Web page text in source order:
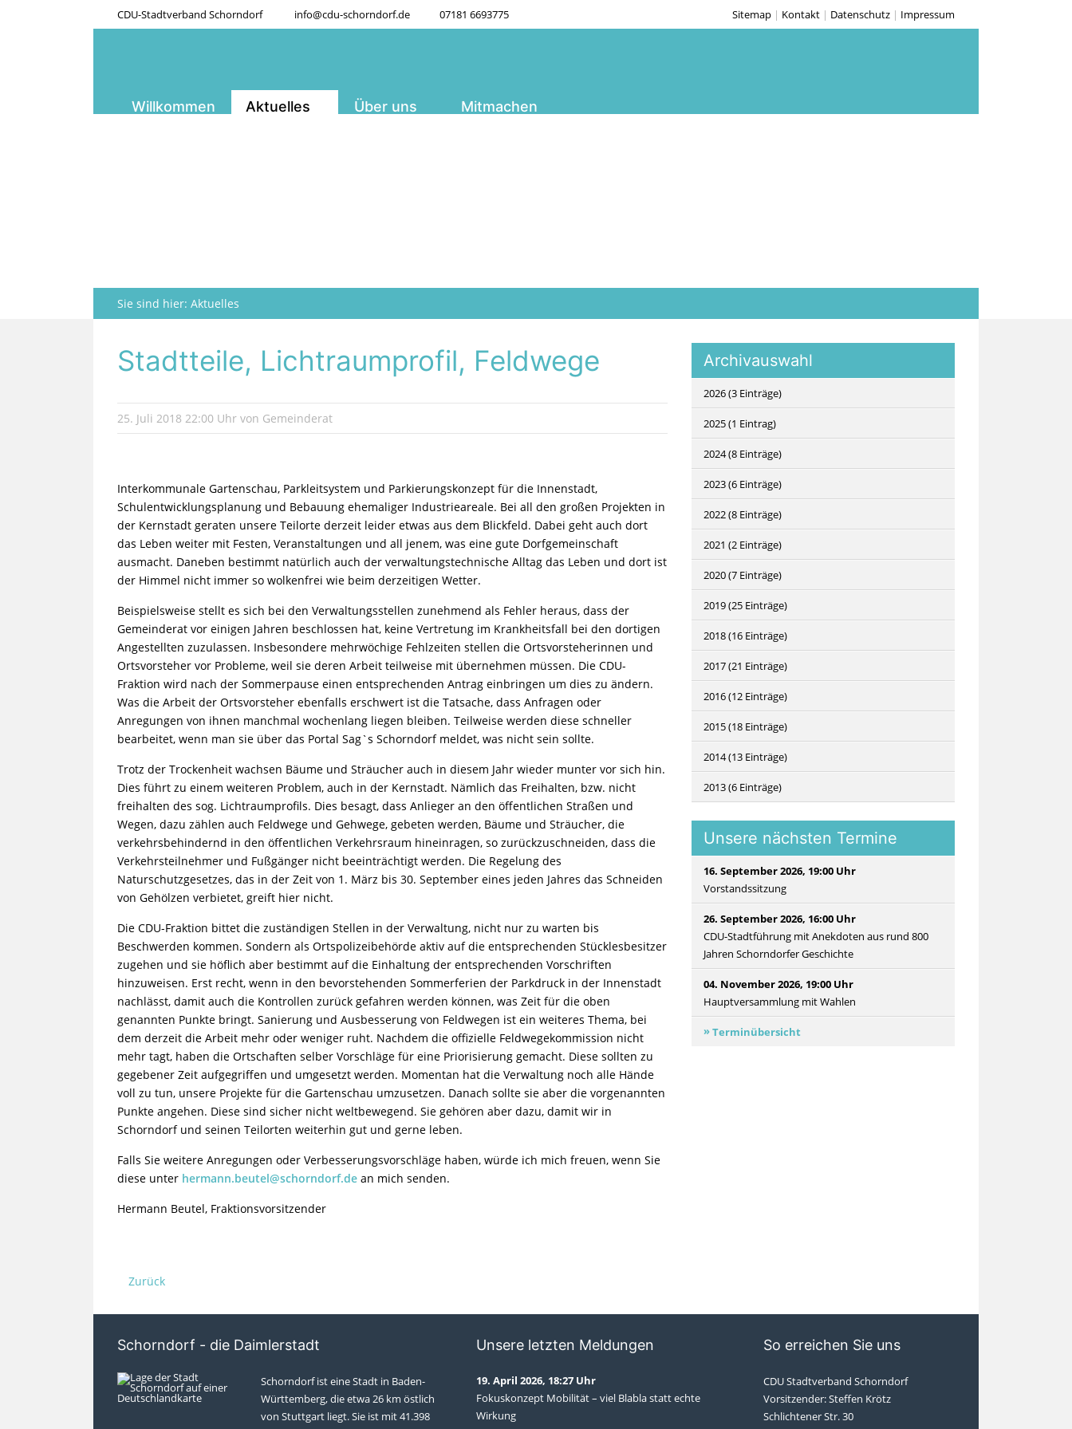
CDU-Stadtverband Schorndorf info@cdu-schorndorf.de 07181 6693775 Sitemap | Kontakt | Datenschutz | Impressum
Willkommen Aktuelles Über uns Mitmachen
Sie sind hier: Aktuelles
Stadtteile, Lichtraumprofil, Feldwege
25. Juli 2018 22:00 Uhr von Gemeinderat
Interkommunale Gartenschau, Parkleitsystem und Parkierungskonzept für die Innenstadt,
Schulentwicklungsplanung und Bebauung ehemaliger Industrieareale. Bei all den großen Projekten in
der Kernstadt geraten unsere Teilorte derzeit leider etwas aus dem Blickfeld. Dabei geht auch dort
das Leben weiter mit Festen, Veranstaltungen und all jenem, was eine gute Dorfgemeinschaft
ausmacht. Daneben bestimmt natürlich auch der verwaltungstechnische Alltag das Leben und dort ist
der Himmel nicht immer so wolkenfrei wie beim derzeitigen Wetter.
Beispielsweise stellt es sich bei den Verwaltungsstellen zunehmend als Fehler heraus, dass der
Gemeinderat vor einigen Jahren beschlossen hat, keine Vertretung im Krankheitsfall bei den dortigen
Angestellten zuzulassen. Insbesondere mehrwöchige Fehlzeiten stellen die Ortsvorsteherinnen und
Ortsvorsteher vor Probleme, weil sie deren Arbeit teilweise mit übernehmen müssen. Die CDU-
Fraktion wird nach der Sommerpause einen entsprechenden Antrag einbringen um dies zu ändern.
Was die Arbeit der Ortsvorsteher ebenfalls erschwert ist die Tatsache, dass Anfragen oder
Anregungen von ihnen manchmal wochenlang liegen bleiben. Teilweise werden diese schneller
bearbeitet, wenn man sie über das Portal Sag`s Schorndorf meldet, was nicht sein sollte.
Trotz der Trockenheit wachsen Bäume und Sträucher auch in diesem Jahr wieder munter vor sich hin.
Dies führt zu einem weiteren Problem, auch in der Kernstadt. Nämlich das Freihalten, bzw. nicht
freihalten des sog. Lichtraumprofils. Dies besagt, dass Anlieger an den öffentlichen Straßen und
Wegen, dazu zählen auch Feldwege und Gehwege, gebeten werden, Bäume und Sträucher, die
verkehrsbehindernd in den öffentlichen Verkehrsraum hineinragen, so zurückzuschneiden, dass die
Verkehrsteilnehmer und Fußgänger nicht beeinträchtigt werden. Die Regelung des
Naturschutzgesetzes, das in der Zeit von 1. März bis 30. September eines jeden Jahres das Schneiden
von Gehölzen verbietet, greift hier nicht.
Die CDU-Fraktion bittet die zuständigen Stellen in der Verwaltung, nicht nur zu warten bis
Beschwerden kommen. Sondern als Ortspolizeibehörde aktiv auf die entsprechenden Stücklesbesitzer
zugehen und sie höflich aber bestimmt auf die Einhaltung der entsprechenden Vorschriften
hinzuweisen. Erst recht, wenn in den bevorstehenden Sommerferien der Parkdruck in der Innenstadt
nachlässt, damit auch die Kontrollen zurück gefahren werden können, was Zeit für die oben
genannten Punkte bringt. Sanierung und Ausbesserung von Feldwegen ist ein weiteres Thema, bei
dem derzeit die Arbeit mehr oder weniger ruht. Nachdem die offizielle Feldwegekommission nicht
mehr tagt, haben die Ortschaften selber Vorschläge für eine Priorisierung gemacht. Diese sollten zu
gegebener Zeit aufgegriffen und umgesetzt werden. Momentan hat die Verwaltung noch alle Hände
voll zu tun, unsere Projekte für die Gartenschau umzusetzen. Danach sollte sie aber die vorgenannten
Punkte angehen. Diese sind sicher nicht weltbewegend. Sie gehören aber dazu, damit wir in
Schorndorf und seinen Teilorten weiterhin gut und gerne leben.
Falls Sie weitere Anregungen oder Verbesserungsvorschläge haben, würde ich mich freuen, wenn Sie
diese unter hermann.beutel@schorndorf.de an mich senden.
Hermann Beutel, Fraktionsvorsitzender
Zurück
Archivauswahl
2026 (3 Einträge)
2025 (1 Eintrag)
2024 (8 Einträge)
2023 (6 Einträge)
2022 (8 Einträge)
2021 (2 Einträge)
2020 (7 Einträge)
2019 (25 Einträge)
2018 (16 Einträge)
2017 (21 Einträge)
2016 (12 Einträge)
2015 (18 Einträge)
2014 (13 Einträge)
2013 (6 Einträge)
Unsere nächsten Termine
16. September 2026, 19:00 Uhr
Vorstandssitzung
26. September 2026, 16:00 Uhr
CDU-Stadtführung mit Anekdoten aus rund 800
Jahren Schorndorfer Geschichte
04. November 2026, 19:00 Uhr
Hauptversammlung mit Wahlen
Terminübersicht
Schorndorf - die Daimlerstadt
Schorndorf ist eine Stadt in Baden-
Württemberg, die etwa 26 km östlich
von Stuttgart liegt. Sie ist mit 41.398
Unsere letzten Meldungen
19. April 2026, 18:27 Uhr
Fokuskonzept Mobilität – viel Blabla statt echte
Wirkung
So erreichen Sie uns
CDU Stadtverband Schorndorf
Vorsitzender: Steffen Krötz
Schlichtener Str. 30